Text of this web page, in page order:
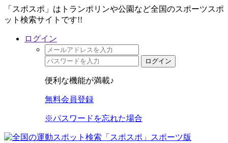
「スポスポ」はトランポリンや公園など全国のスポーツスポ
ット検索サイトです!!
ログイン
ログイン
便利な機能が満載♪
無料会員登録
※パスワードを忘れた場合